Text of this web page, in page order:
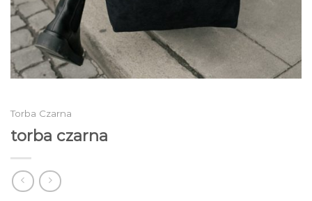
Torba Czarna
torba czarna